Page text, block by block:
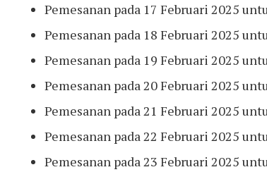
Pemesanan pada 17 Februari 2025
Pemesanan pada 18 Februari 2025
Pemesanan pada 19 Februari 2025
Pemesanan pada 20 Februari 2025
Pemesanan pada 21 Februari 2025
Pemesanan pada 22 Februari 2025
Pemesanan pada 23 Februari 2025